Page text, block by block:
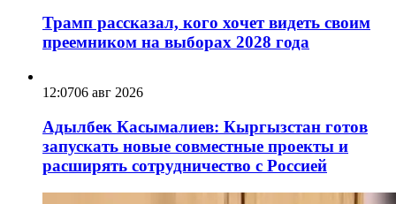
Трамп рассказал, кого хочет видеть своим
преемником на выборах 2028 года
12:0706 авг 2026
Адылбек Касымалиев: Кыргызстан готов
запускать новые совместные проекты и
расширять сотрудничество с Россией